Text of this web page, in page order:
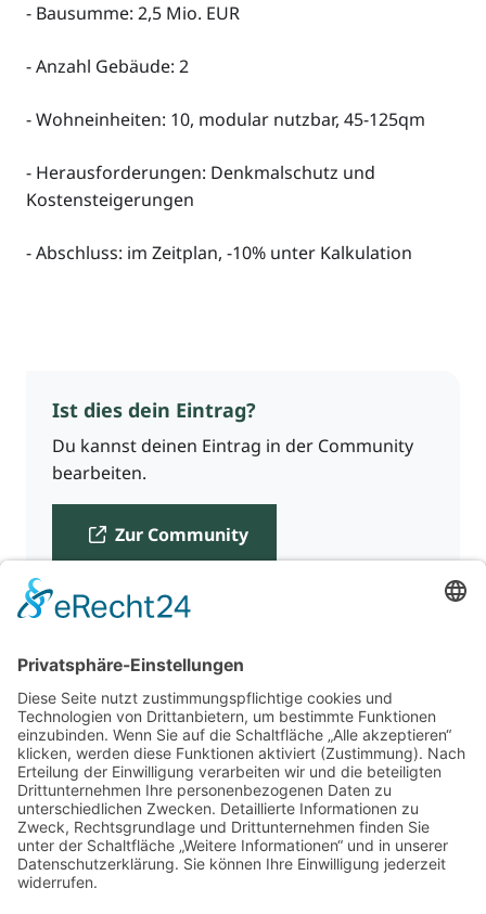
- Bausumme: 2,5 Mio. EUR
- Anzahl Gebäude: 2
- Wohneinheiten: 10, modular nutzbar, 45-125qm
- Herausforderungen: Denkmalschutz und
Kostensteigerungen
- Abschluss: im Zeitplan, -10% unter Kalkulation
Ist dies dein Eintrag?
Du kannst deinen Eintrag in der Community
bearbeiten.
Zur Community
Für Beratende
Kontakt
Über uns